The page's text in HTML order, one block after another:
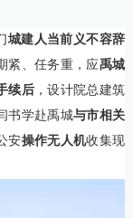
城建人当前义不容辞
紧、任务重，应禹城
续后，设计院总建筑
书学赴禹城与市相关
安操作无人机收集现